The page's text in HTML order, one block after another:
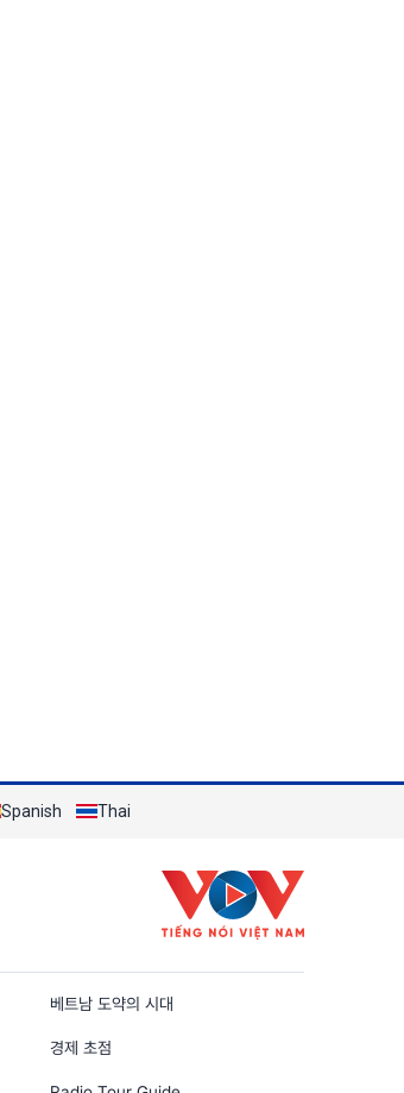
Spanish Thai
베트남 도약의 시대
경제 초점